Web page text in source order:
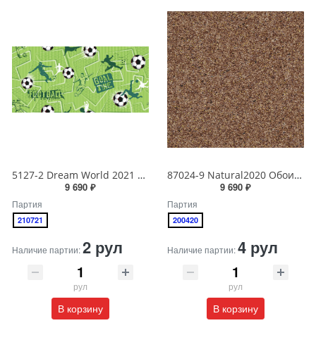
5127-2 Dream World 2021 Обои виниловые на бумажной основе 1.06*15.6
9 690 ₽
Партия
210721
Наличие партии:2 рул
рул
В корзину
87024-9 Natural2020 Обои виниловые на бумажной основе 1.06*15.6
9 690 ₽
Партия
200420
Наличие партии:4 рул
рул
В корзину